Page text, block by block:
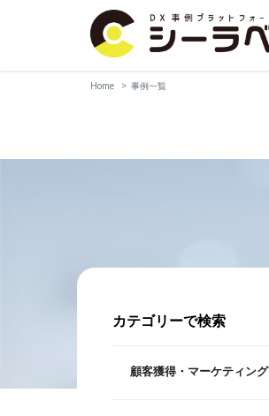
Home 事例一覧
カテゴリーで検索
顧客獲得・マーケティング